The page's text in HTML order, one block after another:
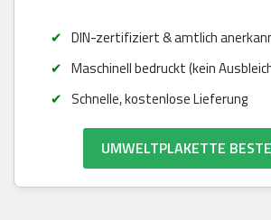
DIN-zertifiziert & amtlich
Maschinell bedruckt (kein
Schnelle, kostenlose Lieferung
UMWELTPLAKETTE